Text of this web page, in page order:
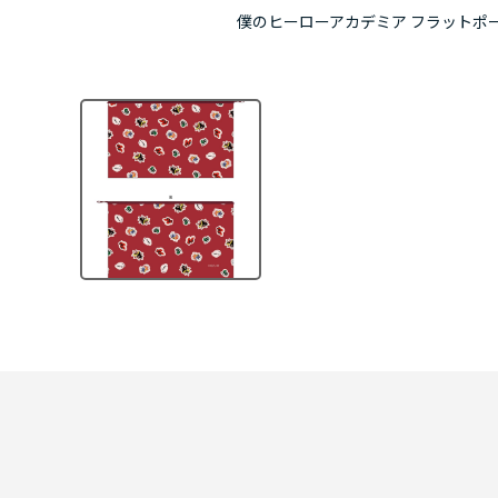
僕のヒーローアカデミア フラットポ